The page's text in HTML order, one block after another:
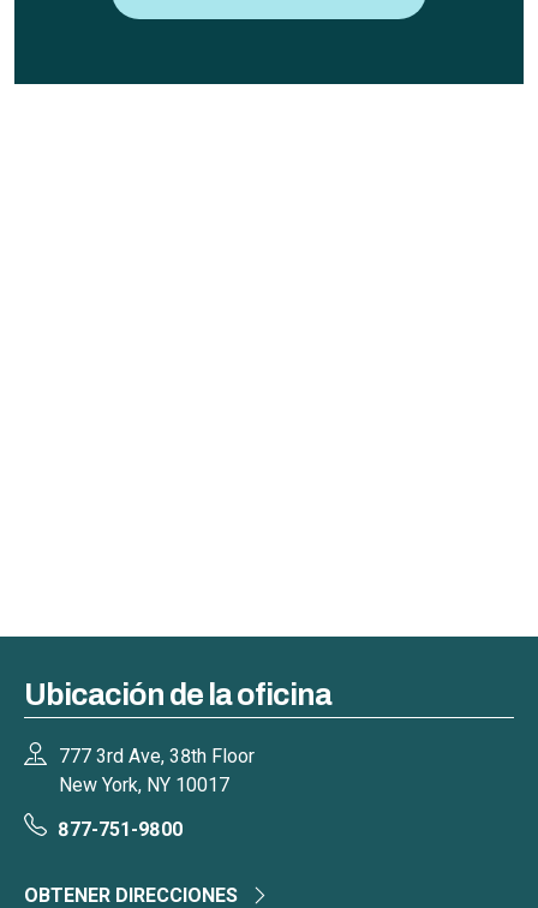
Ubicación de la oficina
777 3rd Ave, 38th Floor
New York, NY 10017
877-751-9800
OBTENER DIRECCIONES